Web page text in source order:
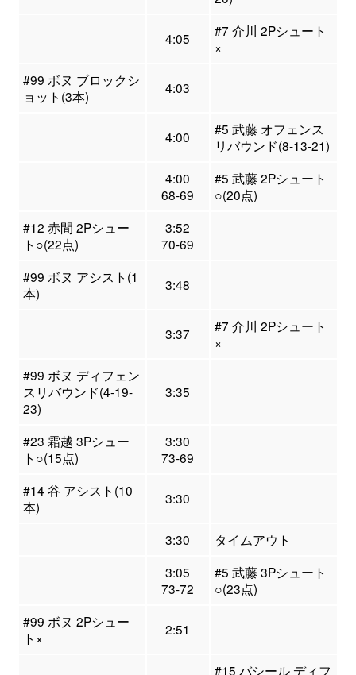
4:05
#7 介川 2Pシュート
×
#99 ボヌ ブロックシ
ョット(3本)
4:03
4:00
#5 武藤 オフェンス
リバウンド(8-13-21)
4:00
68-69
#5 武藤 2Pシュート
○(20点)
#12 赤間 2Pシュー
ト○(22点)
3:52
70-69
#99 ボヌ アシスト(1
本)
3:48
3:37
#7 介川 2Pシュート
×
#99 ボヌ ディフェン
スリバウンド(4-19-
23)
3:35
#23 霜越 3Pシュー
ト○(15点)
3:30
73-69
#14 谷 アシスト(10
本)
3:30
3:30
タイムアウト
3:05
73-72
#5 武藤 3Pシュート
○(23点)
#99 ボヌ 2Pシュー
ト×
2:51
#15 バシール ディフ